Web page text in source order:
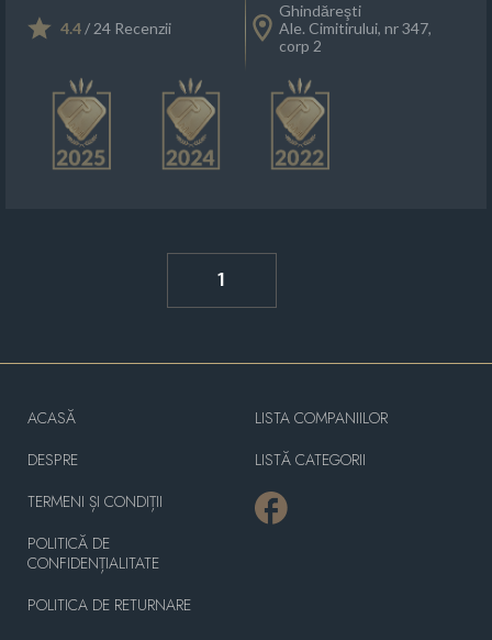
4.4/ 24 Recenzii
Ghindăreşti
Ale. Cimitirului, nr 347,
corp 2
1
ACASĂ
DESPRE
TERMENI ȘI CONDIȚII
POLITICĂ DE
CONFIDENȚIALITATE
POLITICA DE RETURNARE
LISTA COMPANIILOR
LISTĂ CATEGORII